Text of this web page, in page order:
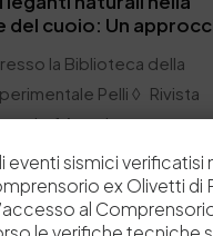
del cuoio: Un
la Biblioteca della
Pelli ◊ Rivista
of American…
0
sismici verificatisi
ex Olivetti di
al